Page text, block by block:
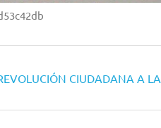
CIUDADANA A LA